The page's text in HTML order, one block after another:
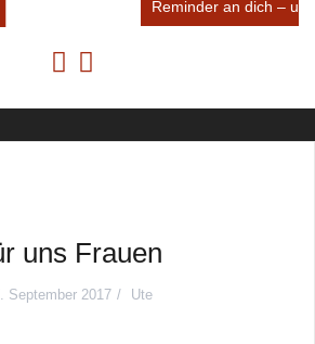
an dich – und dein inneres Team
uns Frauen
September 2017 Ute